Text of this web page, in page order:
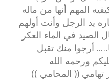
المهم أنها من ماله
يد الرجل وأنت أولهم
الصيد في الماء العكر
أرجوا منك تقبل
ورحمه الله
(( المحامي ))